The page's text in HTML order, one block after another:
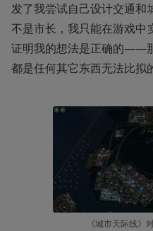
发了我尝试自己设计交通
不是市长，我只能在游戏
证明我的想法是正确的——
都是任何其它东西无法比拟
《城市天际线》